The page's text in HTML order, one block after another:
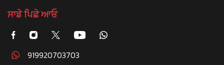
ਸਾਡੇ ਪਿਛੇ ਆਓ
919920703703